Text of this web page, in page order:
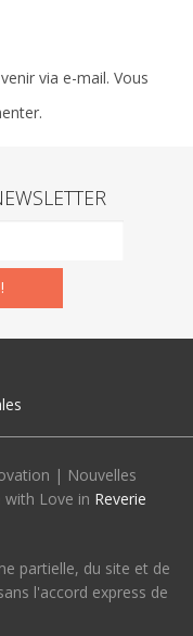
via e-mail. Vous
| Nouvelles
with Love in Reverie
partielle, du site et de
l'accord express de